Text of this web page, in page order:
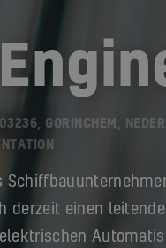
GORINCHEM,
derzeit einen